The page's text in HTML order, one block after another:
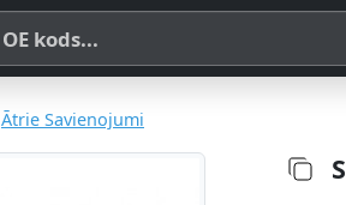
SKU vai OE koda
Ātrie Savienojumi